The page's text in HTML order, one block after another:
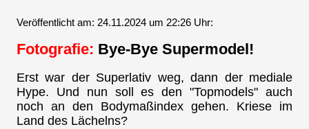
Veröffentlicht am: 24.11.2024 um 22:26 Uhr:
Fotografie: Bye-Bye Supermodel!
Erst war der Superlativ weg, dann der mediale
Hype. Und nun soll es den "Topmodels" auch
noch an den Bodymaßindex gehen. Kriese im
Land des Lächelns?